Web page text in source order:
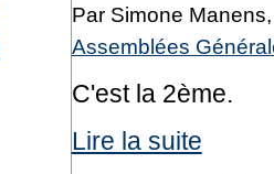
Par Simone
Assemblées
C'est la 2ème.
Lire la suite